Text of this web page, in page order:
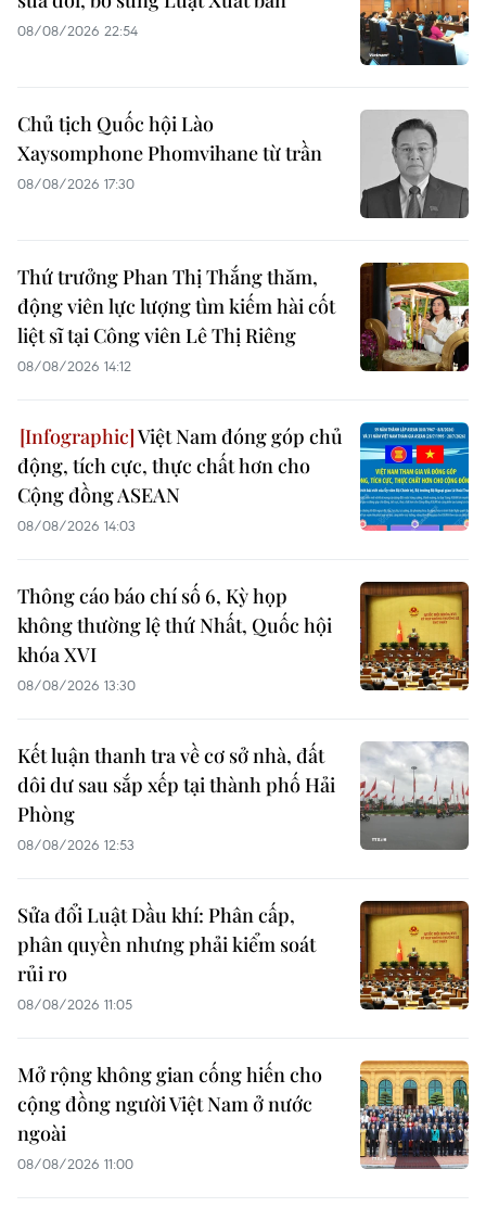
08/08/2026 22:54
Chủ tịch Quốc hội Lào
Xaysomphone Phomvihane từ trần
08/08/2026 17:30
Thứ trưởng Phan Thị Thắng thăm,
động viên lực lượng tìm kiếm hài cốt
liệt sĩ tại Công viên Lê Thị Riêng
08/08/2026 14:12
Việt Nam đóng góp chủ
động, tích cực, thực chất hơn cho
Cộng đồng ASEAN
08/08/2026 14:03
Thông cáo báo chí số 6, Kỳ họp
không thường lệ thứ Nhất, Quốc hội
khóa XVI
08/08/2026 13:30
Kết luận thanh tra về cơ sở nhà, đất
dôi dư sau sắp xếp tại thành phố Hải
Phòng
08/08/2026 12:53
Sửa đổi Luật Dầu khí: Phân cấp,
phân quyền nhưng phải kiểm soát
rủi ro
08/08/2026 11:05
Mở rộng không gian cống hiến cho
cộng đồng người Việt Nam ở nước
ngoài
08/08/2026 11:00